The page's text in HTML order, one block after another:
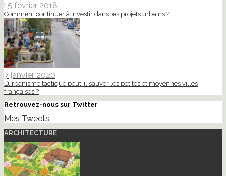
15 février 2018
Comment continuer à investir dans les projets urbains ?
7 janvier 2020
L’urbanisme tactique peut-il sauver les petites et moyennes villes
françaises ?
Retrouvez-nous sur Twitter
Mes Tweets
ARCHITECTURE